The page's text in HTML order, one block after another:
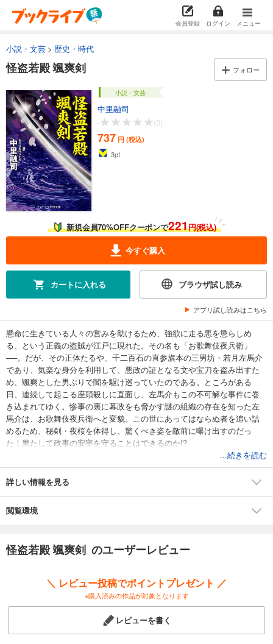
会員登録 ログイン メニュー
小説・文芸 歴史・時代
怪盗若殿 颯爽剣 フォロー
小説・文芸
中里融司
-
(0)
737 円 (税込)
3pt
新規会員70%OFFクーポンで221円(税込)
今すぐ購入
カートに入れる ブラウザ試し読み
アプリ試し読みはこちら
懸命に生きている人々の営みを助けるため、強欲に走る悪を懲らしめ
る、という正義の盗賊が江戸に現れた。その名も「お歌舞伎夜兵衛」
──。だが、その正体たるや、千二百石の直参旗本の三男坊・若月左馬介
であり、気楽な身分を利用して、悪政の証となる文や宝刀を盗み出すた
め、颯爽とした男ぶりで闇を駆け巡っていたのである。ところがある
日、連続して起こる座頭殺しに直面し、左馬介もこの不可解な事件に巻
き込まれてゆく。惨事の裏に幕政をも脅かす謎の組織の存在を知った左
馬介は、お歌舞伎夜兵衛へと変貌。この世にあってはならぬ者を追い詰
めるため、秘剣・夜桜を体得し、驚くべき姿を敵前に曝け出すのだっ
た！果たして政事の安寧を守ることはできるのか!?
...続きを読む
詳しい情報を見る
閲覧環境
怪盗若殿 颯爽剣 のユーザーレビュー
＼ レビュー投稿でポイントプレゼント ／
※購入済みの作品が対象となります
レビューを書く